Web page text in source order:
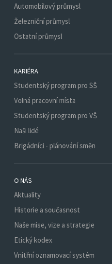
Automobilový průmysl
Železniční průmysl
Ostatní průmysl
KARIÉRA
Studentský program pro SŠ
Volná pracovní místa
Studentský program pro VŠ
Naši lidé
Brigádníci - plánování směn
O NÁS
Aktuality
Historie a současnost
Naše mise, vize a strategie
Etický kodex
Vnitřní oznamovací systém